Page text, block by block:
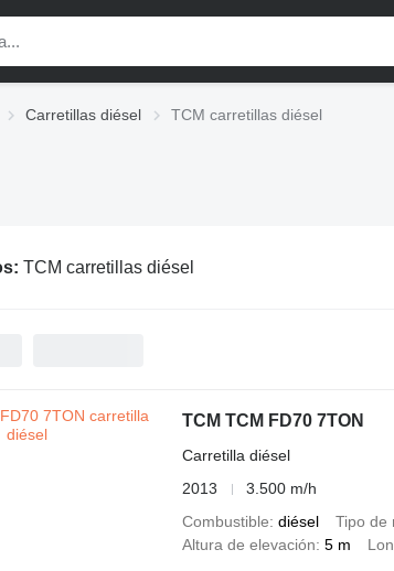
Carretillas diésel TCM carretillas diésel
TCM carretillas diésel
TCM TCM FD70 7TON
Carretilla diésel
2013
3.500 m/h
Combustible diésel Tipo de
Altura de elevación 5 m